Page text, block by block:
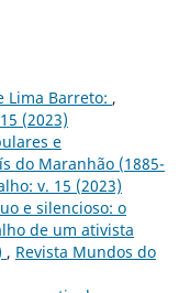
Lima Barreto: ,
(2023)
e
do Maranhão (1885-
v. 15 (2023)
e silencioso: o
de um ativista
, Revista Mundos do